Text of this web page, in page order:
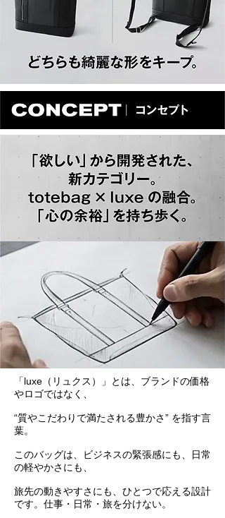
「luxe（リュクス）」とは、ブランドの価格
やロゴではなく、
“質やこだわりで満たされる豊かさ” を指す言
葉。
このバッグは、ビジネスの緊張感にも、日常
の軽やかさにも、
旅先の動きやすさにも、ひとつで応える設計
です。仕事・日常・旅を分けない。